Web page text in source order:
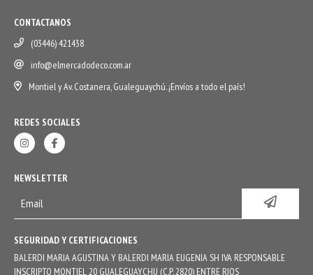
CONTACTANOS
(03446) 421438
info@elmercadodeco.com.ar
Montiel y Av. Costanera, Gualeguaychú. ¡Envíos a todo el país!
REDES SOCIALES
NEWSLETTER
SEGURIDAD Y CERTIFICACIONES
BALERDI MARIA AGUSTINA Y BALERDI MARIA EUGENIA SH IVA RESPONSABLE
INSCRIPTO MONTIEL 20 GUALEGUAYCHU (C.P. 2820) ENTRE RIOS